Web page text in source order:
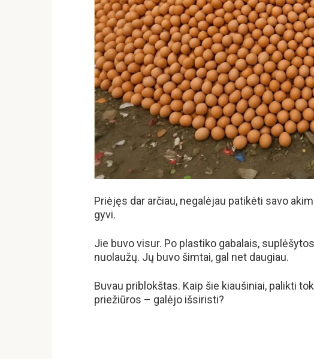
Priėjęs dar arčiau, negalėjau patikėti savo
gyvi.
Jie buvo visur. Po plastiko gabalais,
nuolaužų. Jų buvo šimtai, gal net daugiau.
Buvau priblokštas. Kaip šie kiaušiniai, palikti
priežiūros – galėjo išsiristi?